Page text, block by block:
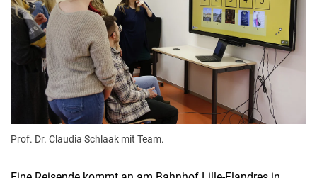
Prof. Dr. Claudia Schlaak mit Team.